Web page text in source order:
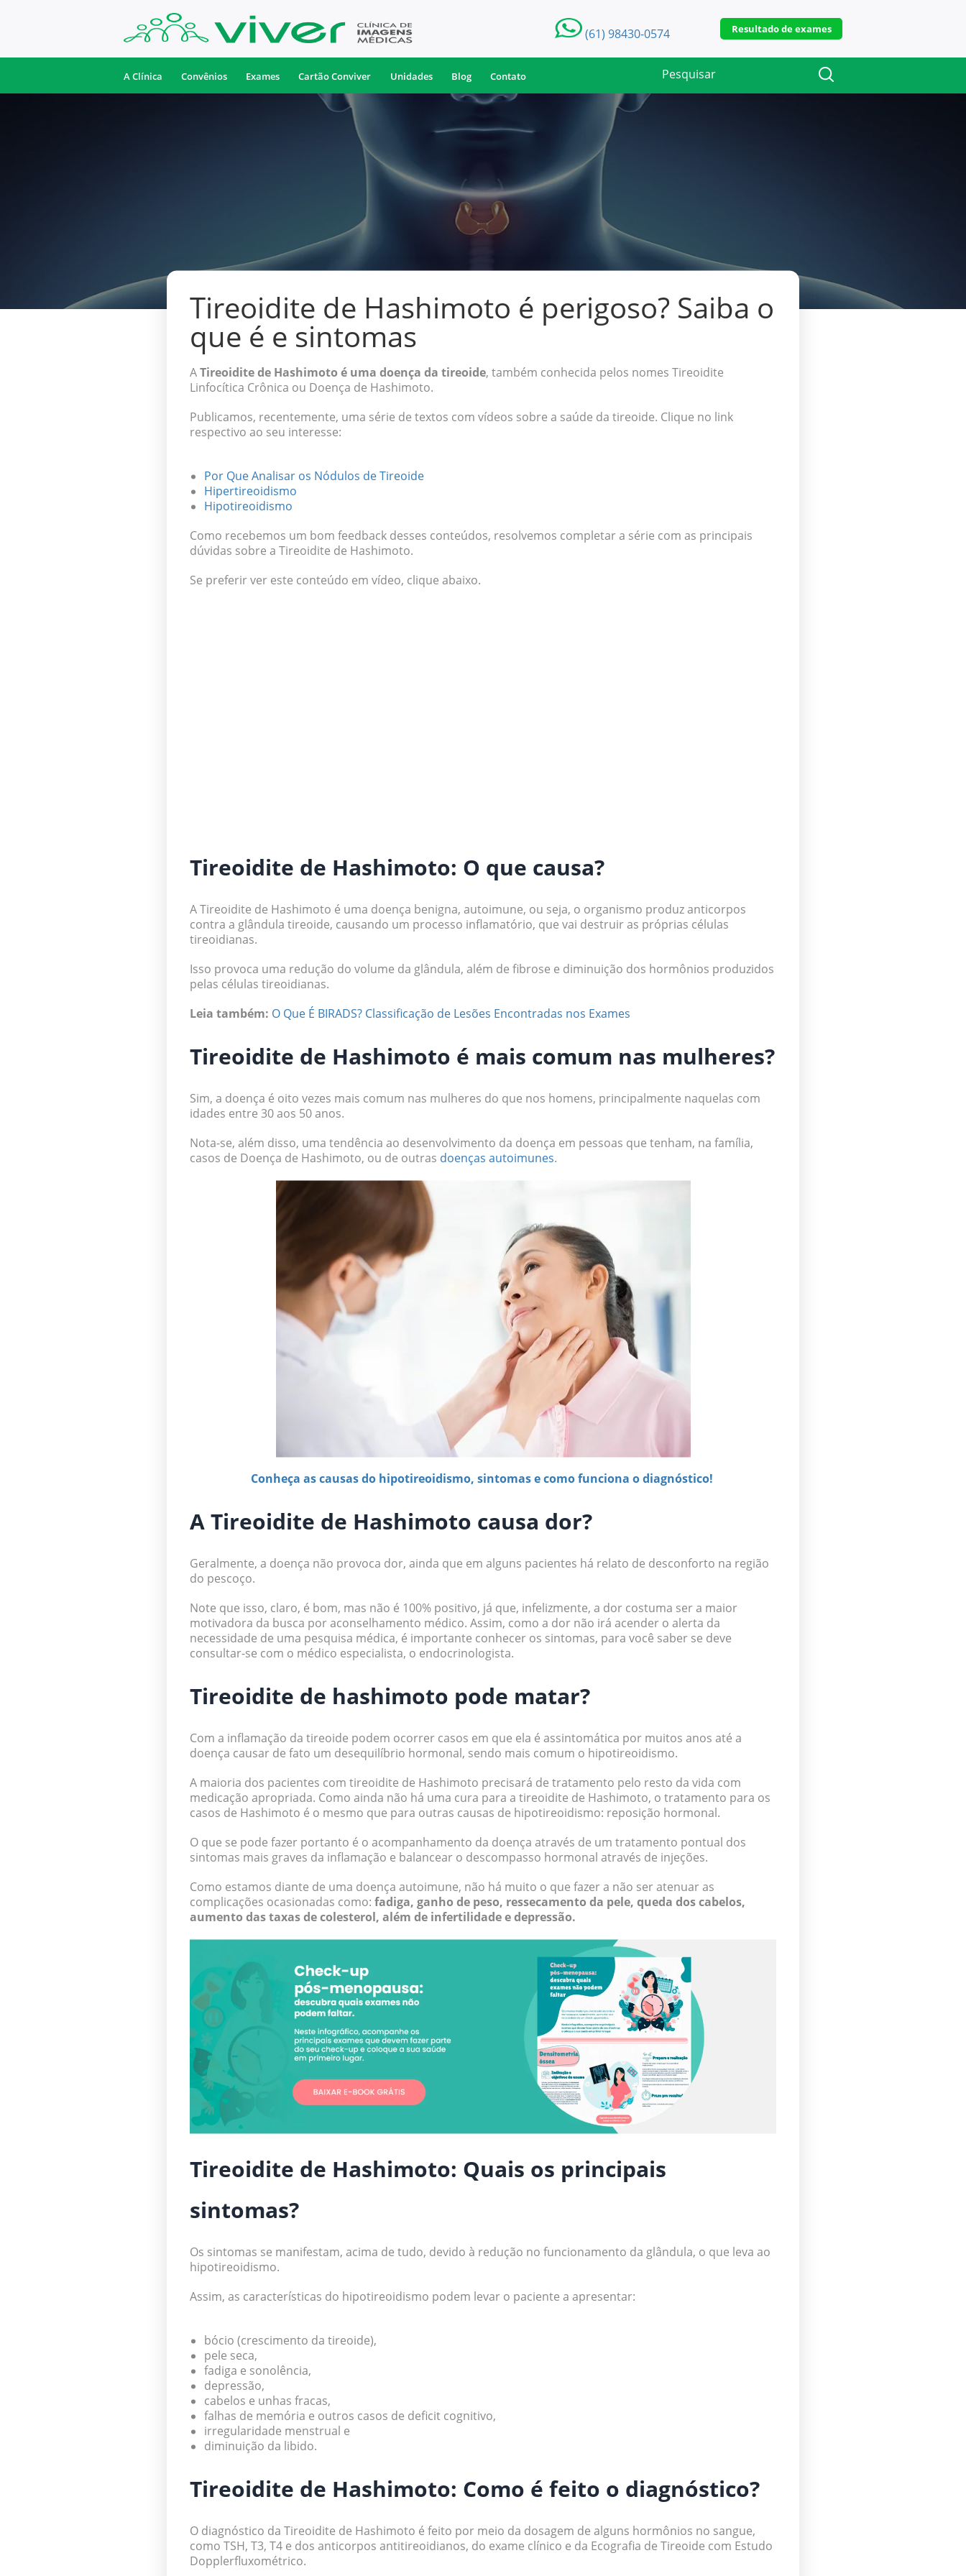
(61) 98430-0574 Resultado de exames
A Clínica Convênios Exames Cartão Conviver Unidades Blog Contato
Tireoidite de Hashimoto é perigoso? Saiba o
que é e sintomas
ATireoidite de Hashimoto é uma doença da tireoide, também conhecida pelos nomes Tireoidite
Linfocítica Crônica ou Doença de Hashimoto.
Publicamos, recentemente, uma série de textos com vídeos sobre a saúde da tireoide. Clique no link
respectivo ao seu interesse:
Por Que Analisar os Nódulos de Tireoide
Hipertireoidismo
Hipotireoidismo
Como recebemos um bom feedback desses conteúdos, resolvemos completar a série com as principais
dúvidas sobre a Tireoidite de Hashimoto.
Se preferir ver este conteúdo em vídeo, clique abaixo.
Tireoidite de Hashimoto: O que causa?
A Tireoidite de Hashimoto é uma doença benigna, autoimune, ou seja, o organismo produz anticorpos
contra a glândula tireoide, causando um processo inflamatório, que vai destruir as próprias células
tireoidianas.
Isso provoca uma redução do volume da glândula, além de fibrose e diminuição dos hormônios produzidos
pelas células tireoidianas.
Leia também: O Que É BIRADS? Classificação de Lesões Encontradas nos Exames
Tireoidite de Hashimoto é mais comum nas mulheres?
Sim, a doença é oito vezes mais comum nas mulheres do que nos homens, principalmente naquelas com
idades entre 30 aos 50 anos.
Nota-se, além disso, uma tendência ao desenvolvimento da doença em pessoas que tenham, na família,
casos de Doença de Hashimoto, ou de outras doenças autoimunes.
Conheça as causas do hipotireoidismo, sintomas e como funciona o diagnóstico!
A Tireoidite de Hashimoto causa dor?
Geralmente, a doença não provoca dor, ainda que em alguns pacientes há relato de desconforto na região
do pescoço.
Note que isso, claro, é bom, mas não é 100% positivo, já que, infelizmente, a dor costuma ser a maior
motivadora da busca por aconselhamento médico. Assim, como a dor não irá acender o alerta da
necessidade de uma pesquisa médica, é importante conhecer os sintomas, para você saber se deve
consultar-se com o médico especialista, o endocrinologista.
Tireoidite de hashimoto pode matar?
Com a inflamação da tireoide podem ocorrer casos em que ela é assintomática por muitos anos até a
doença causar de fato um desequilíbrio hormonal, sendo mais comum o hipotireoidismo.
A maioria dos pacientes com tireoidite de Hashimoto precisará de tratamento pelo resto da vida com
medicação apropriada. Como ainda não há uma cura para a tireoidite de Hashimoto, o tratamento para os
casos de Hashimoto é o mesmo que para outras causas de hipotireoidismo: reposição hormonal.
O que se pode fazer portanto é o acompanhamento da doença através de um tratamento pontual dos
sintomas mais graves da inflamação e balancear o descompasso hormonal através de injeções.
Como estamos diante de uma doença autoimune, não há muito o que fazer a não ser atenuar as
complicações ocasionadas como: fadiga, ganho de peso, ressecamento da pele, queda dos cabelos,
aumento das taxas de colesterol, além de infertilidade e depressão.
Tireoidite de Hashimoto: Quais os principais
sintomas?
Os sintomas se manifestam, acima de tudo, devido à redução no funcionamento da glândula, o que leva ao
hipotireoidismo.
Assim, as características do hipotireoidismo podem levar o paciente a apresentar:
bócio (crescimento da tireoide),
pele seca,
fadiga e sonolência,
depressão,
cabelos e unhas fracas,
falhas de memória e outros casos de deficit cognitivo,
irregularidade menstrual e
diminuição da libido.
Tireoidite de Hashimoto: Como é feito o diagnóstico?
O diagnóstico da Tireoidite de Hashimoto é feito por meio da dosagem de alguns hormônios no sangue,
como TSH, T3, T4 e dos anticorpos antitireoidianos, do exame clínico e da Ecografia de Tireoide com Estudo
Dopplerfluxométrico.